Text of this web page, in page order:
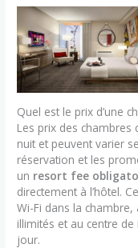
Quel est le prix d’une
Les prix des
nuit et peuvent varier
réservation et les
un resort fee
directement à l’hôtel.
Wi-Fi dans la
illimités et au centre
jour.